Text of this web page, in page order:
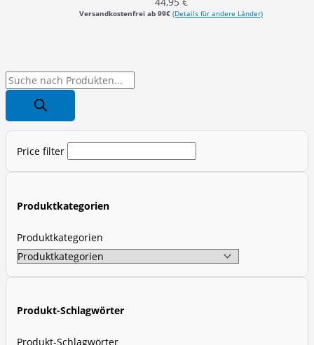
P
o
d
c
Price filter
Produktkategorien
Produktkategorien
Produkt-Schlagwörter
Produkt-Schlagwörter
Versandkostenfrei ab 99€ (Details für andere Länder)